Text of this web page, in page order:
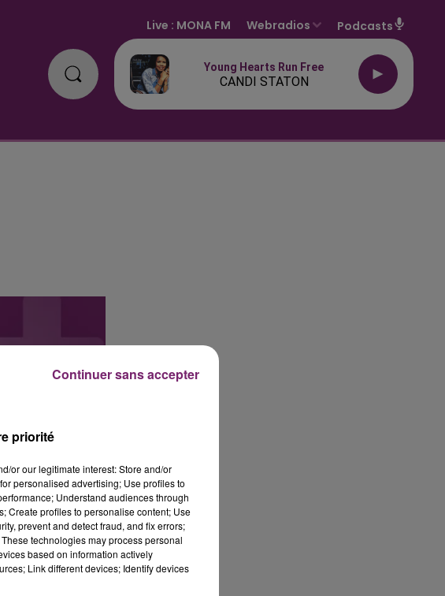
Live : MONA FM Webradios Podcasts
Young Hearts Run Free
CANDI STATON
priorité
or our legitimate interest: Store and/or
personalised advertising; Use profiles to
Understand audiences through
Create profiles to personalise content; Use
prevent and detect fraud, and fix errors;
technologies may process personal
based on information actively
Link different devices; Identify devices
Continuer sans accepter